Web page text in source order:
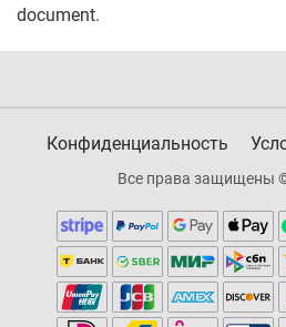
document.
Конфиденциальность
Все права защищены